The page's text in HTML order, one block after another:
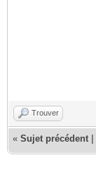
Trouver
« Sujet précédent